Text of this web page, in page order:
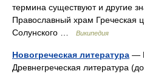
термина существуют и другие
Православный храм Греческая
Солунского …
Википедия
Новогреческая литература —
Древнегреческая литература